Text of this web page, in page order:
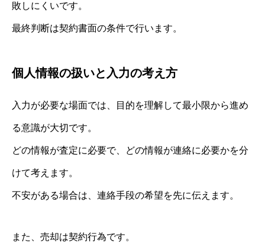
敗しにくいです。
最終判断は契約書面の条件で行います。
個人情報の扱いと入力の考え方
入力が必要な場面では、目的を理解して最小限から進め
る意識が大切です。
どの情報が査定に必要で、どの情報が連絡に必要かを分
けて考えます。
不安がある場合は、連絡手段の希望を先に伝えます。
また、売却は契約行為です。